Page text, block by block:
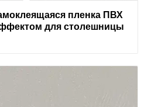
пленка ПВХ
для столешницы